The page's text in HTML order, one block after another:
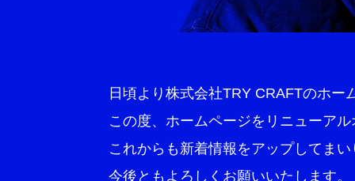
日頃より株式会社TRY CRAFTのホ
この度、ホームページをリニューア
これからも新着情報をアップしてま
今後ともよろしくお願いいたします。